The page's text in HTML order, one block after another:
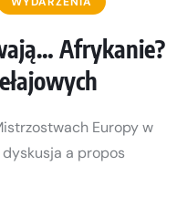
Afrykanie?
Europy w
dyskusja a propos